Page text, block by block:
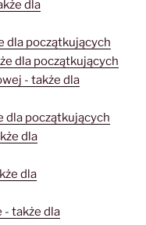
dla
dla początkujących
dla początkujących
- także dla
dla początkujących
dla
dla
- także dla